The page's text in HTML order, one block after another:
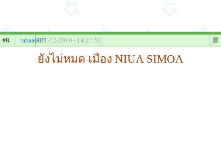
#8 tabaa00731-12-2010 - 14:21:51
ยังไม่หมด เมือง NIUA SIMOA